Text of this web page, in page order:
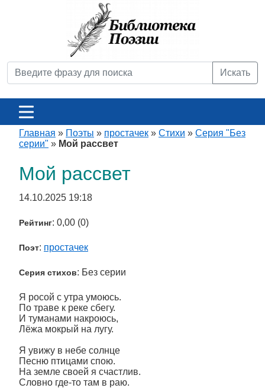
Искать
Главная » Поэты » простачек » Стихи » Серия "Без
серии" » Мой рассвет
Мой рассвет
14.10.2025 19:18
Рейтинг: 0,00 (0)
Поэт: простачек
Серия стихов: Без серии
Я росой с утра умоюсь.
По траве к реке сбегу.
И туманами накроюсь,
Лёжа мокрый на лугу.
Я увижу в небе солнце
Песню птицами спою.
На земле своей я счастлив.
Словно где-то там в раю.